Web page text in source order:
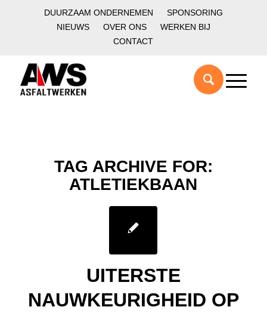
DUURZAAM ONDERNEMEN
SPONSORING
NIEUWS
OVER ONS
WERKEN BIJ
CONTACT
TAG ARCHIVE FOR:
ATLETIEKBAAN
UITERSTE
NAUWKEURIGHEID OP